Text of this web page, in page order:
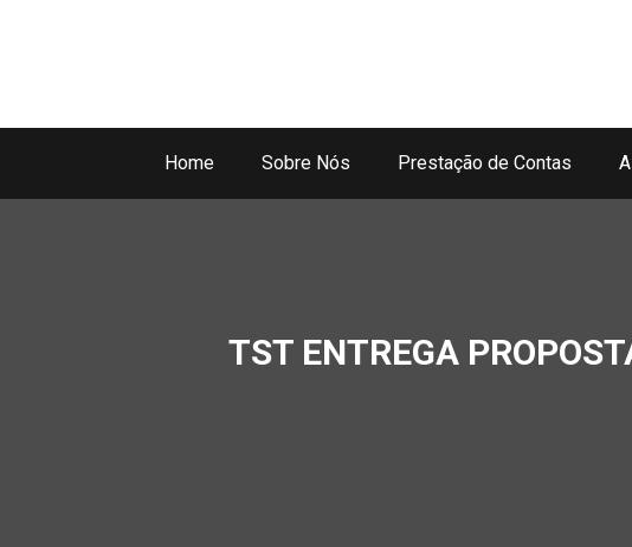
Home Sobre Nós Prestação de Contas
TST ENTREGA